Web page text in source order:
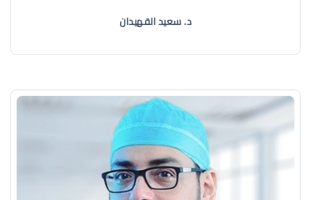
د. سعيد القهيدان